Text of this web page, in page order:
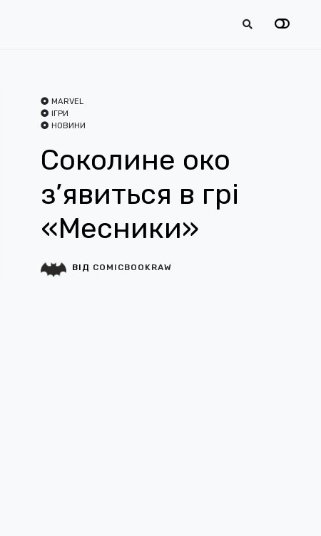
MARVEL
ІГРИ
НОВИНИ
Соколине око
з’явиться в грі
«Месники»
ВІД COMICBOOKRAW